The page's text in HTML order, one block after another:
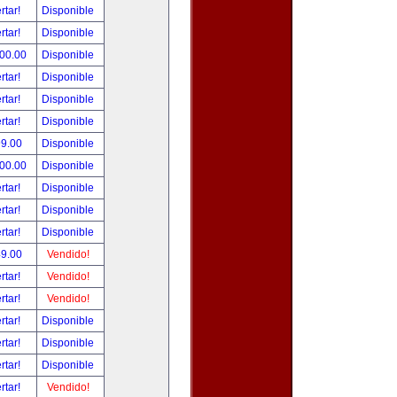
Disponible
Disponible
Disponible
Disponible
Disponible
Disponible
Disponible
Disponible
Disponible
Disponible
Disponible
Vendido!
Vendido!
Vendido!
Disponible
Disponible
Disponible
Vendido!